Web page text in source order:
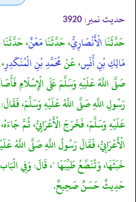
حدیث نمبر: 3920
حَدَّثَنَاالْأَنْصَارِيُّ، حَدَّثَنَامَعْنٌ، حَدَّثَنَا
مَالِكِ بْنِ أَنَسٍ، عَنْمُحَمَّدِ بْنِ الْمُنْكَدِرِ
صَلَّى اللَّهُ عَلَيْهِ وَسَلَّمَ عَلَى الْإِسْلَامِ
رَسُولِ اللَّهِ صَلَّى اللَّهُ عَلَيْهِ وَسَلَّمَ،
عَلَيْهِ وَسَلَّمَ، فَخَرَجَ الْأَعْرَابِيُّ، ثُمَّ
الْأَعْرَابِيُّ، فَقَالَ رَسُولُ اللَّهِ صَلَّى اللَّهُ
خَبَثَهَا، وَتُنَصِّعُ طَيِّبَهَا "، قَالَ: وَفِي
حَدِيثٌ حَسَنٌ صَحِيحٌ.